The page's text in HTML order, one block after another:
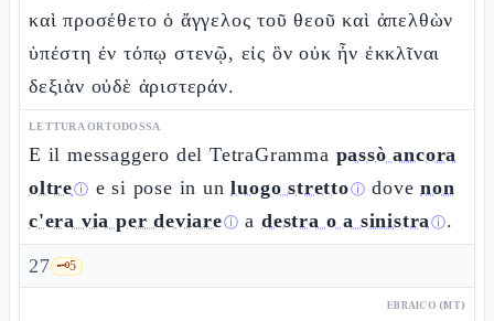
καὶ προσέθετο ὁ ἄγγελος τοῦ θεοῦ καὶ ἀπελθὼν
ὑπέστη ἐν τόπῳ στενῷ, εἰς ὃν οὐκ ἦν ἐκκλῖναι
δεξιὰν οὐδὲ ἀριστεράν.
LETTURA ORTODOSSA
E il messaggero del TetraGramma passò ancora
oltreⓘ e si pose in unluogo strettoⓘ dovenon
c'era via per deviareⓘ adestra o a sinistraⓘ.
27 🗝️5
EBRAICO (MT)